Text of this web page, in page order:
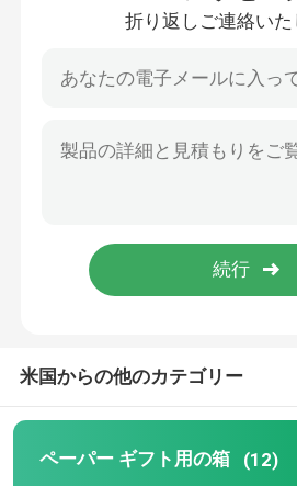
連絡 ください
折り返しご連絡いた
米国からの他のカテゴリー
ペーパー ギフト用の箱 (12)